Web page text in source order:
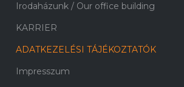
Irodaházunk / Our office building
KARRIER
ADATKEZELÉSI TÁJÉKOZTATÓK
Impresszum